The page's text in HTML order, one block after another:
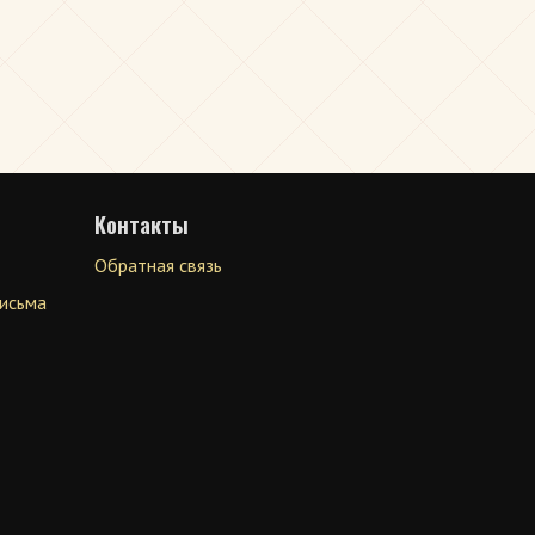
Контакты
Обратная связь